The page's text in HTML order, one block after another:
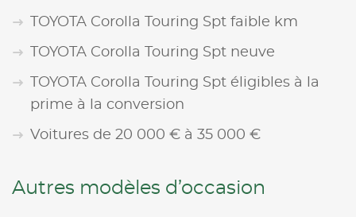
TOYOTA Corolla Touring Spt faible km
TOYOTA Corolla Touring Spt neuve
TOYOTA Corolla Touring Spt éligibles à la
prime à la conversion
Voitures de 20 000 € à 35 000 €
Autres modèles d’occasion